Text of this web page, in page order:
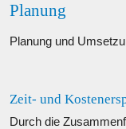
Planung
Planung und
Zeit- und
Durch die